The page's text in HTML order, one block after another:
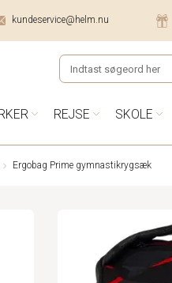
kundeservice@helm.nu
REJSE SKOLE
Ergobag Prime gymnastikrygsæk